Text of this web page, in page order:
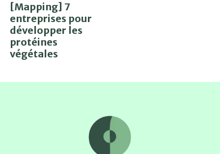
[Mapping] 7
entreprises pour
développer les
protéines
végétales